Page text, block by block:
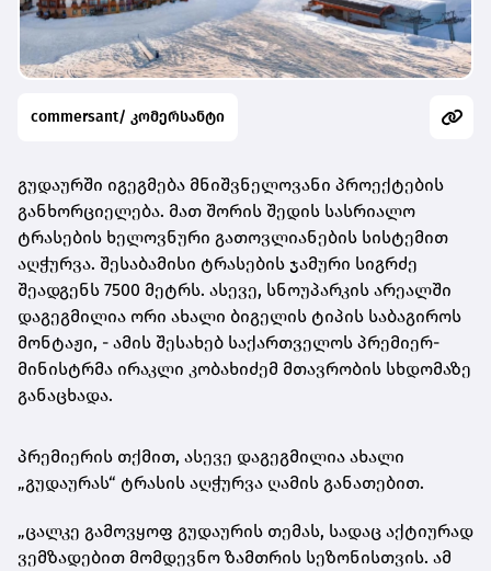
commersant/ კომერსანტი
გუდაურში იგეგმება მნიშვნელოვანი პროექტების
განხორციელება. მათ შორის შედის სასრიალო
ტრასების ხელოვნური გათოვლიანების სისტემით
აღჭურვა. შესაბამისი ტრასების ჯამური სიგრძე
შეადგენს 7500 მეტრს. ასევე, სნოუპარკის არეალში
დაგეგმილია ორი ახალი ბიგელის ტიპის საბაგიროს
მონტაჟი, - ამის შესახებ საქართველოს პრემიერ-
მინისტრმა ირაკლი კობახიძემ მთავრობის სხდომაზე
განაცხადა.
პრემიერის თქმით, ასევე დაგეგმილია ახალი
„გუდაურას“ ტრასის აღჭურვა ღამის განათებით.
„ცალკე გამოვყოფ გუდაურის თემას, სადაც აქტიურად
ვემზადებით მომდევნო ზამთრის სეზონისთვის. ამ